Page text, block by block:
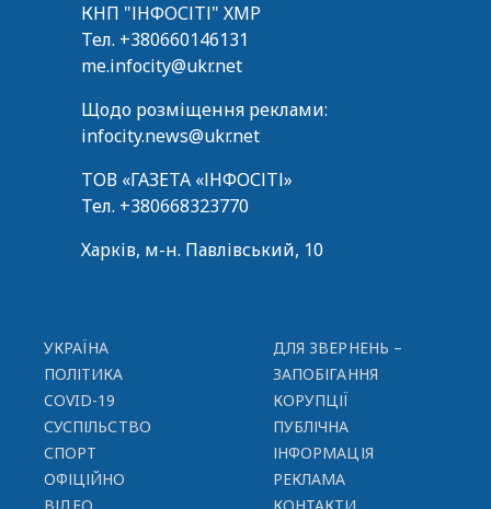
КНП "ІНФОСІТІ" ХМР
Тел. +380660146131
me.infocity@ukr.net
Щодо розміщення реклами:
infocity.news@ukr.net
ТОВ «ГАЗЕТА «ІНФОСІТІ»
Тел. +380668323770
Харків, м-н. Павлівський, 10
УКРАЇНА
ПОЛІТИКА
COVID-19
СУСПІЛЬСТВО
СПОРТ
ОФІЦІЙНО
ДЛЯ ЗВЕРНЕНЬ –
ЗАПОБІГАННЯ
КОРУПЦІЇ
ПУБЛІЧНА
ІНФОРМАЦІЯ
РЕКЛАМА